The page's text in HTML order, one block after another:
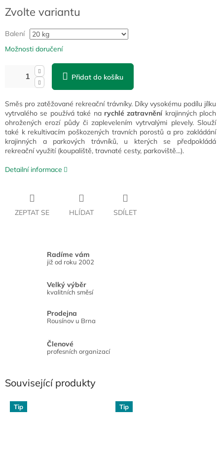
cena:
Zvolte variantu
Balení
Možnosti doručení
Přidat do košíku
Směs pro zatěžované rekreační trávníky. Díky vysokému podílu jílku
vytrvalého se používá také na rychlé zatravnění krajinných ploch
ohrožených erozí půdy či zaplevelením vytrvalými plevely. Slouží
také k rekultivacím poškozených travních porostů a pro zakládání
krajinných a parkových trávníků, u kterých se předpokládá
rekreační využití (koupaliště, travnaté cesty, parkoviště...).
Detailní informace
ZEPTAT SE HLÍDAT SDÍLET
Radíme vám
již od roku 2002
Velký výběr
kvalitních směsí
Prodejna
Rousínov u Brna
Členové
profesních organizací
Související produkty
Tip Tip